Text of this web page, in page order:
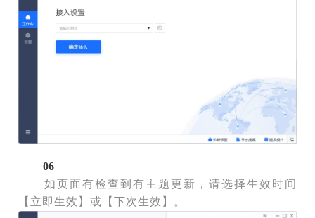
06
如页面有检查到有主题更新，请选择生效时间
【立即生效】或【下次生效】。